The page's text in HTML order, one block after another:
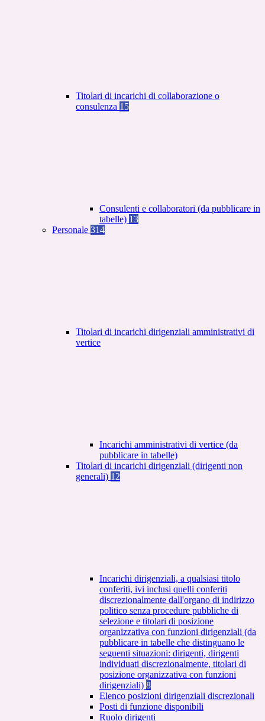
Titolari di incarichi di collaborazione o
consulenza 15
Consulenti e collaboratori (da pubblicare in
tabelle) 13
Personale 314
Titolari di incarichi dirigenziali amministrativi di
vertice
Incarichi amministrativi di vertice (da
pubblicare in tabelle)
Titolari di incarichi dirigenziali (dirigenti non
generali) 12
Incarichi dirigenziali, a qualsiasi titolo
conferiti, ivi inclusi quelli conferiti
discrezionalmente dall'organo di indirizzo
politico senza procedure pubbliche di
selezione e titolari di posizione
organizzativa con funzioni dirigenziali (da
pubblicare in tabelle che distinguano le
seguenti situazioni: dirigenti, dirigenti
individuati discrezionalmente, titolari di
posizione organizzativa con funzioni
dirigenziali) 8
Elenco posizioni dirigenziali discrezionali
Posti di funzione disponibili
Ruolo dirigenti